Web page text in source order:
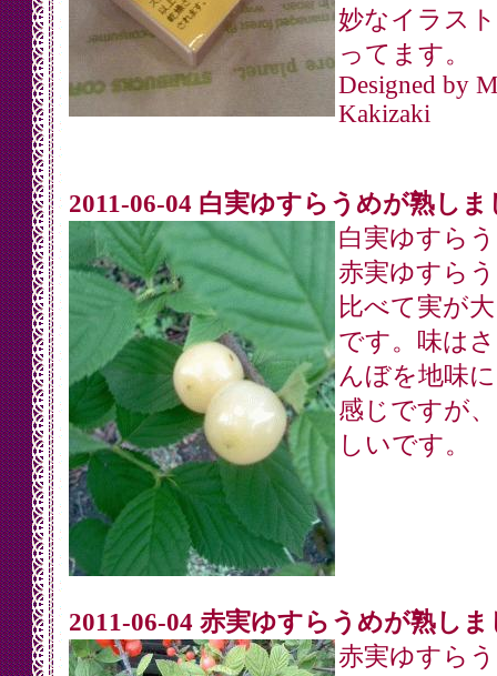
妙なイラス
ってます。
Designed by
Kakizaki
2011-06-04 白実ゆすらうめが熟しま
白実ゆすら
赤実ゆすら
比べて実が
です。味は
んぼを地味
感じですが
しいです。
2011-06-04 赤実ゆすらうめが熟しま
赤実ゆすら